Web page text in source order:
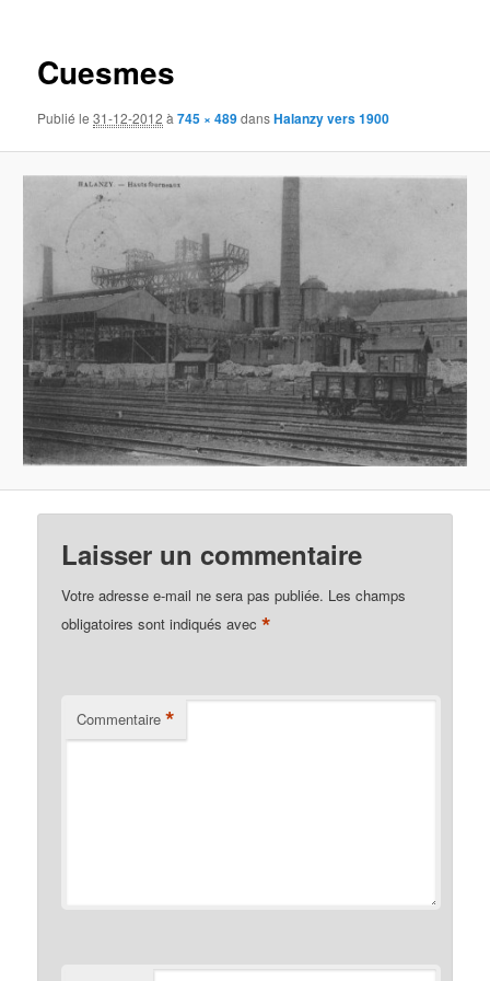
Cuesmes
Publié le31-12-2012 à745 × 489dansHalanzy vers 1900
Laisser un commentaire
Votre adresse e-mail ne sera pas publiée. Les champs
obligatoires sont indiqués avec*
Commentaire *